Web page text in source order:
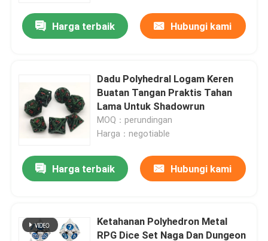
Harga terbaik Hubungi kami
Dadu Polyhedral Logam Keren
Buatan Tangan Praktis Tahan
Lama Untuk Shadowrun
MOQ：perundingan
Harga：negotiable
Harga terbaik Hubungi kami
Ketahanan Polyhedron Metal
RPG Dice Set Naga Dan Dungeon